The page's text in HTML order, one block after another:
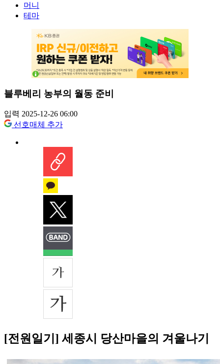
머니
테마
블루베리 농부의 월동 준비
입력 2025-12-26 06:00
선호매체 추가
[전원일기] 세종시 당산마을의 겨울나기